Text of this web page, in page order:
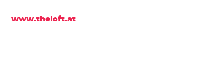
www.theloft.at